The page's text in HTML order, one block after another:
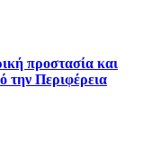
προστασία και
την Περιφέρεια